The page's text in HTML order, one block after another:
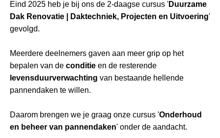
Eind 2025 heb je bij ons de 2-daagse cursus 'Duurzame
Dak Renovatie | Daktechniek, Projecten en Uitvoering'
gevolgd.
Meerdere deelnemers gaven aan meer grip op het
bepalen van de conditie en de resterende
levensduurverwachting van bestaande hellende
pannendaken te willen.
Daarom brengen we je graag onze cursus 'Onderhoud
en beheer van pannendaken' onder de aandacht.